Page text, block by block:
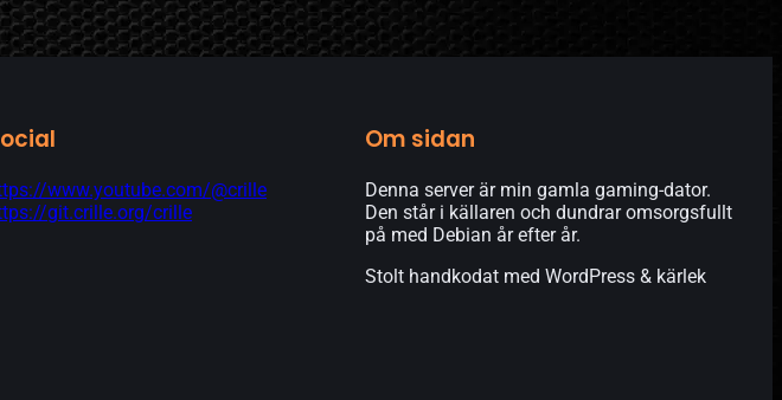
www.youtube.com/@crille
git.crille.org/crille
Om sidan
Denna server är min gamla gaming-dator.
Den står i källaren och dundrar omsorgsfullt
på med Debian år efter år.
Stolt handkodat med WordPress & kärlek